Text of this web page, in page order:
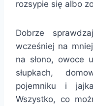
rozsypie się albo
Dobrze
wcześniej na
na słono, owoce
słupkach,
pojemniku i
Wszystko, co